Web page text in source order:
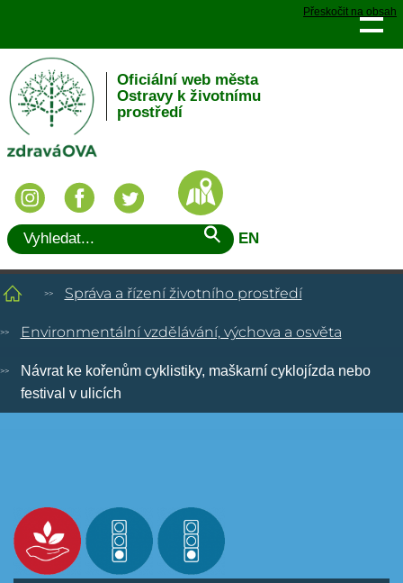
Přeskočit na obsah
Oficiální web města
Ostravy k životnímu
prostředí
EN
Správa a řízení životního prostředí
Environmentální vzdělávání, výchova a osvěta
Návrat ke kořenům cyklistiky, maškarní cyklojízda nebo
festival v ulicích